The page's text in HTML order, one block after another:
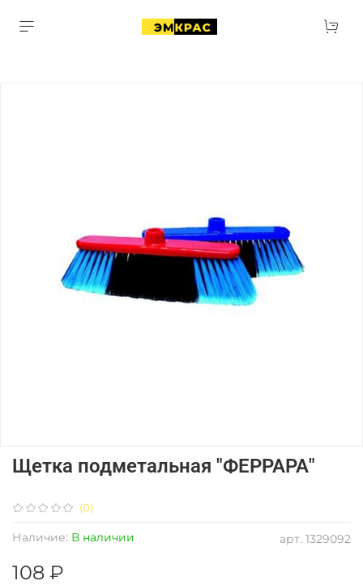
(0)
арт. 1329092
Наличие: В наличии
Щетка подметальная "ФЕРРАРА"
108 ₽